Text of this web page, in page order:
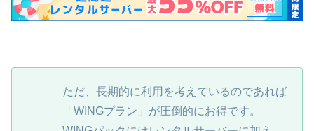
ただ、長期的に利用を考えているのであれば
「WINGプラン」が圧倒的にお得です。